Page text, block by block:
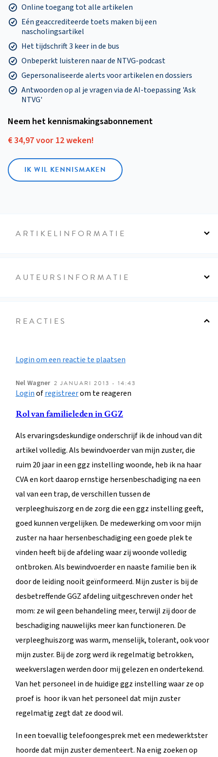
Online toegang tot alle artikelen
Eén geaccrediteerde toets maken bij een
nascholingsartikel
Het tijdschrift 3 keer in de bus
Onbeperkt luisteren naar de NTVG-podcast
Gepersonaliseerde alerts voor artikelen en dossiers
Antwoorden op al je vragen via de AI-toepassing 'Ask
NTVG'
Neem het kennismakings­abonnement
€ 34,97 voor 12 weken!
IK WIL KENNISMAKEN
ARTIKELINFORMATIE
AUTEURSINFORMATIE
REACTIES
Login om een reactie te plaatsen
Nel Wagner 2 JANUARI 2013 - 14:43
Loginofregistreerom te reageren
Rol van familieleden in GGZ
Als ervaringsdeskundige onderschrijf ik de inhoud van dit
artikel volledig. Als bewindvoerder van mijn zuster, die
ruim 20 jaar in een ggz instelling woonde, heb ik na haar
CVA en kort daarop ernstige hersenbeschadiging na een
val van een trap, de verschillen tussen de
verpleeghuiszorg en de zorg die een ggz instelling geeft,
goed kunnen vergelijken. De medewerking om voor mijn
zuster na haar hersenbeschadiging een goede plek te
vinden heeft bij de afdeling waar zij woonde volledig
ontbroken. Als bewindvoerder en naaste familie ben ik
door de leiding nooit geïnformeerd. Mijn zuster is bij de
desbetreffende GGZ afdeling uitgeschreven onder het
mom: ze wil geen behandeling meer, terwijl zij door de
beschadiging nauwelijks meer kan functioneren. De
verpleeghuiszorg was warm, menselijk, tolerant, ook voor
mijn zuster. Bij de zorg werd ik regelmatig betrokken,
weekverslagen werden door mij gelezen en ondertekend.
Van het personeel in de huidige ggz instelling waar ze op
proef is hoor ik van het personeel dat mijn zuster
regelmatig zegt dat ze dood wil.
In een toevallig telefoongesprek met een medewerktster
hoorde dat mijn zuster dementeert. Na enig zoeken op